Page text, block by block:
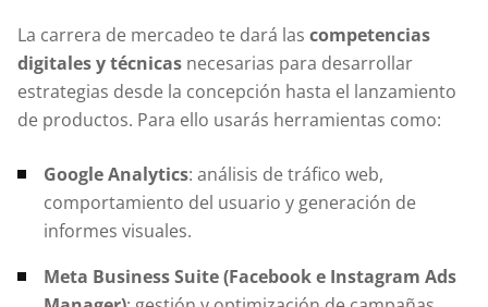
La carrera de mercadeo te dará las competencias
digitales y técnicas necesarias para desarrollar
estrategias desde la concepción hasta el lanzamiento
de productos. Para ello usarás herramientas como:
Google Analytics: análisis de tráfico web,
comportamiento del usuario y generación de
informes visuales.
Meta Business Suite (Facebook e Instagram Ads